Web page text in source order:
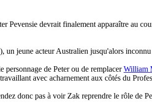
Pevensie devrait finalement apparaître au
jeune acteur Australien jusqu'alors
personnage de Peter ou de remplacerWilliam
avec acharnement aux côtés du
donc pas à voir Zak reprendre le rôle de